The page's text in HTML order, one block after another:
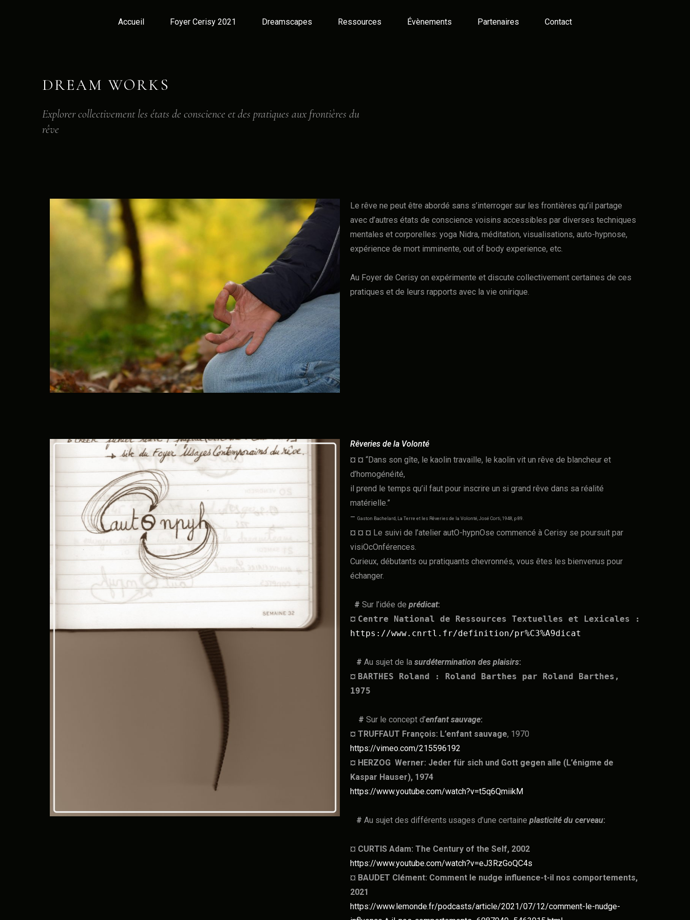
Accueil Foyer Cerisy 2021 Dreamscapes Ressources Évènements Partenaires Contact
DREAM WORKS
Explorer collectivement les états de conscience et des pratiques aux frontières du
rêve
Le rêve ne peut être abordé sans s’interroger sur les frontières qu’il partage
avec d’autres états de conscience voisins accessibles par diverses techniques
mentales et corporelles: yoga Nidra, méditation, visualisations, auto-hypnose,
expérience de mort imminente, out of body experience, etc.
Au Foyer de Cerisy on expérimente et discute collectivement certaines de ces
pratiques et de leurs rapports avec la vie onirique.
Rêveries de la Volonté
¤ ¤ “Dans son gîte, le kaolin travaille, le kaolin vit un rêve de blancheur et
d’homogénéité,
il prend le temps qu’il faut pour inscrire un si grand rêve dans sa réalité
matérielle.”
– Gaston Bachelard, La Terre et les Rêveries de la Volonté, José Corti, 1948, p 89.
¤ ¤ ¤ Le suivi de l’atelier autO-hypnOse commencé à Cerisy se poursuit par
visiOcOnférences.
Curieux, débutants ou pratiquants chevronnés, vous êtes les bienvenus pour
échanger.
# Sur l’idée de prédicat:
¤ Centre National de Ressources Textuelles et Lexicales :
https://www.cnrtl.fr/definition/pr%C3%A9dicat
# Au sujet de la surdétermination des plaisirs:
¤ BARTHES Roland : Roland Barthes par Roland Barthes,
1975
# Sur le concept d’enfant sauvage:
¤ TRUFFAUT François: L’enfant sauvage, 1970
https://vimeo.com/215596192
¤ HERZOG Werner: Jeder für sich und Gott gegen alle (L’énigme de
Kaspar Hauser), 1974
https://www.youtube.com/watch?v=t5q6QmiikM
# Au sujet des différents usages d’une certaine plasticité du cerveau:
¤ CURTIS Adam: The Century of the Self, 2002
https://www.youtube.com/watch?v=eJ3RzGoQC4s
¤ BAUDET Clément: Comment le nudge influence-t-il nos comportements,
2021
https://www.lemonde.fr/podcasts/article/2021/07/12/comment-le-nudge-